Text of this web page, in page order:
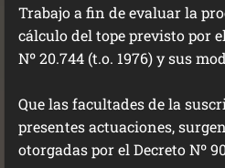
Trabajo a fin de evaluar la
cálculo del tope previsto por
Nº 20.744 (t.o. 1976) y sus
Que las facultades de la
presentes actuaciones,
otorgadas por el Decreto Nº